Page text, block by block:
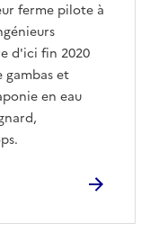
ferme pilote à
d'ici fin 2020
gambas et
en eau